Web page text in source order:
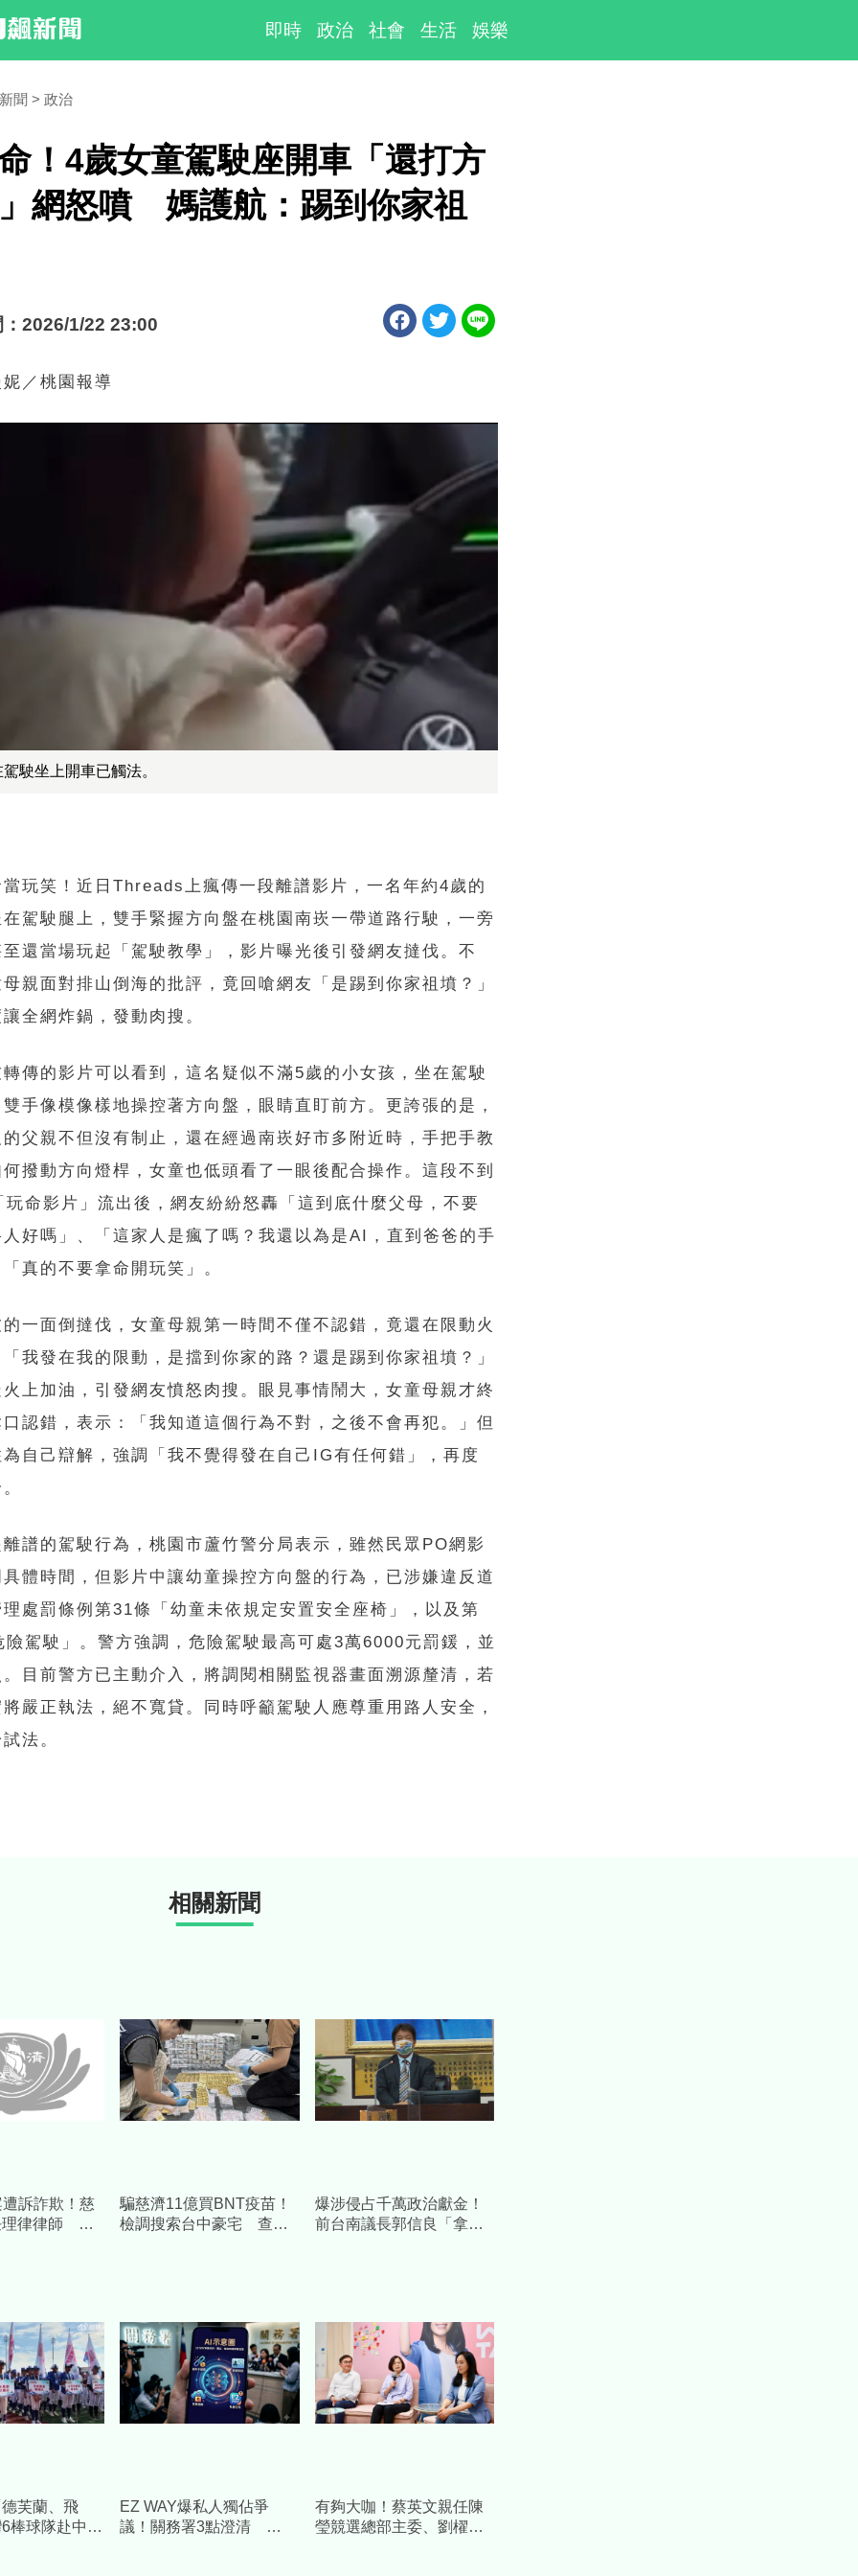
即時 政治 社會 生活 娛樂
聞 政治
！4歲女童駕駛座開車「還打方
網怒噴 媽護航：踢到你家祖
：2026/1/22 23:00
／桃園報導
駛坐上開車已觸法。
玩笑！近日Threads上瘋傳一段離譜影片，一名年約4歲的
駕駛腿上，雙手緊握方向盤在桃園南崁一帶道路行駛，一旁
還當場玩起「駕駛教學」，影片曝光後引發網友撻伐。不
親面對排山倒海的批評，竟回嗆網友「是踢到你家祖墳？」
全網炸鍋，發動肉搜。
傳的影片可以看到，這名疑似不滿5歲的小女孩，坐在駕駛
手像模像樣地操控著方向盤，眼睛直盯前方。更誇張的是，
父親不但沒有制止，還在經過南崁好市多附近時，手把手教
撥動方向燈桿，女童也低頭看了一眼後配合操作。這段不到
玩命影片」流出後，網友紛紛怒轟「這到底什麼父母，不要
好嗎」、「這家人是瘋了嗎？我還以為是AI，直到爸爸的手
真的不要拿命開玩笑」。
一面倒撻伐，女童母親第一時間不僅不認錯，竟還在限動火
我發在我的限動，是擋到你家的路？還是踢到你家祖墳？」
上加油，引發網友憤怒肉搜。眼見事情鬧大，女童母親才終
認錯，表示：「我知道這個行為不對，之後不會再犯。」但
自己辯解，強調「我不覺得發在自己IG有任何錯」，再度
譜的駕駛行為，桃園市蘆竹警分局表示，雖然民眾PO網影
體時間，但影片中讓幼童操控方向盤的行為，已涉嫌違反道
處罰條例第31條「幼童未依規定安置安全座椅」，以及第
險駕駛」。警方強調，危險駕駛最高可處3萬6000元罰鍰，並
目前警方已主動介入，將調閱相關監視器畫面溯源釐清，若
嚴正執法，絕不寬貸。同時呼籲駕駛人應尊重用路人安全，
法。
相關新聞
訴詐欺！慈
理律律師 將
騙慈濟11億買BNT疫苗！
檢調搜索台中豪宅 查扣
爆涉侵占千萬政治獻金！
前台南議長郭信良「拿公
芙蘭、飛
棒球隊赴中交
EZ WAY爆私人獨佔爭
議！關務署3點澄清
有夠大咖！蔡英文親任陳
瑩競選總部主委、劉櫂豪